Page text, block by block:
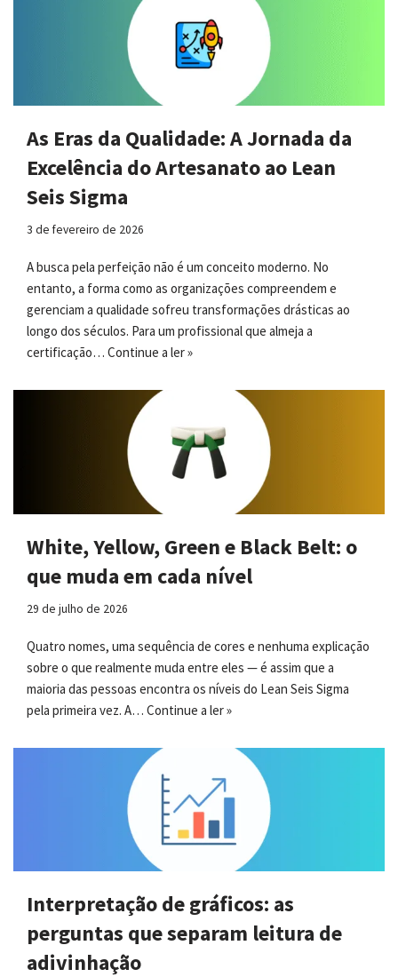
As Eras da Qualidade: A Jornada da
Excelência do Artesanato ao Lean
Seis Sigma
3 de fevereiro de 2026
A busca pela perfeição não é um conceito moderno. No
entanto, a forma como as organizações compreendem e
gerenciam a qualidade sofreu transformações drásticas ao
longo dos séculos. Para um profissional que almeja a
certificação… Continue a ler »
White, Yellow, Green e Black Belt: o
que muda em cada nível
29 de julho de 2026
Quatro nomes, uma sequência de cores e nenhuma explicação
sobre o que realmente muda entre eles — é assim que a
maioria das pessoas encontra os níveis do Lean Seis Sigma
pela primeira vez. A… Continue a ler »
Interpretação de gráficos: as
perguntas que separam leitura de
adivinhação